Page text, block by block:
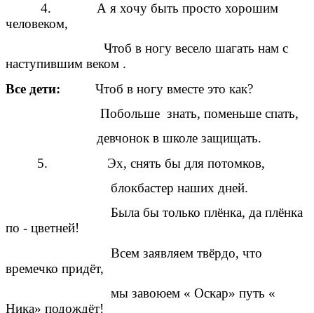
4. А я хочу быть просто хорошим
человеком,
Чтоб в ногу весело шагать нам с
наступившим веком .
Все дети: Чтоб в ногу вместе это как?
Побольше знать, поменьше спать,
девчонок в школе защищать.
5. Эх, снять бы для потомков,
блокбастер наших дней.
Была бы только плёнка, да плёнка
по - цветней!
Всем заявляем твёрдо, что
времечко придёт,
мы завоюем « Оскар» путь «
Ника» подождёт!